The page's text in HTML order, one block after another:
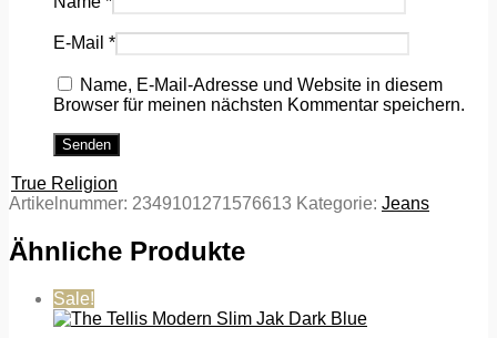
E-Mail *
Name, E-Mail-Adresse und Website in diesem
Browser für meinen nächsten Kommentar speichern.
True Religion
Artikelnummer: 2349101271576613 Kategorie: Jeans
Ähnliche Produkte
Sale!